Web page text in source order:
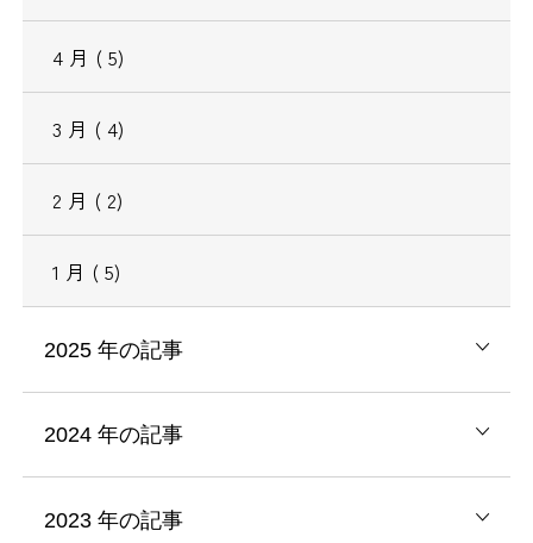
4 月 ( 5)
3 月 ( 4)
2 月 ( 2)
1 月 ( 5)
2025 年の記事
2024 年の記事
2023 年の記事